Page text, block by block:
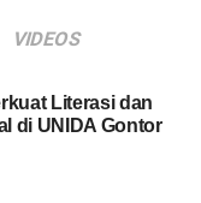
VIDEOS
Literasi dan
di UNIDA Gontor